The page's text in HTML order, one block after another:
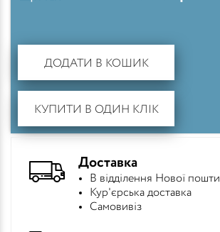
ДОДАТИ В КОШИК
КУПИТИ В ОДИН КЛІК
Доставка
В відділення Нової пошти
Кур'єрська доставка
Самовивіз